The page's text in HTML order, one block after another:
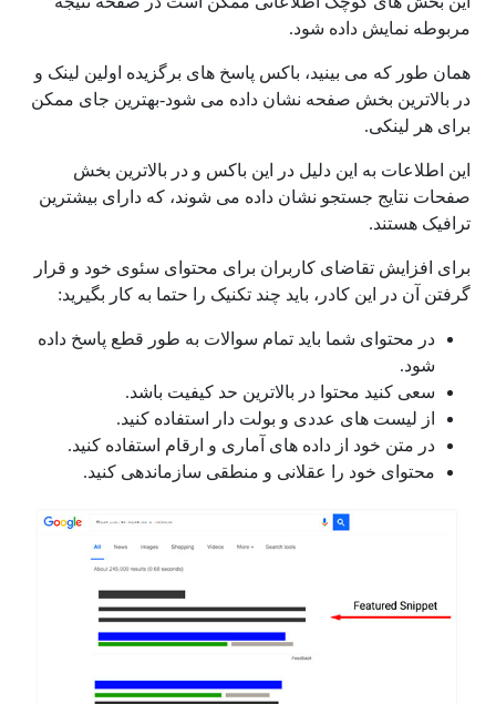
مربوطه نمایش داده شود.
همان طور که می بینید، باکس پاسخ های برگزیده اولین لینک و
در بالاترین بخش صفحه نشان داده می شود-بهترین جای ممکن
برای هر لینکی.
این اطلاعات به این دلیل در این باکس و در بالاترین بخش
صفحات نتایج جستجو نشان داده می شوند، که دارای بیشترین
ترافیک هستند.
برای افزایش تقاضای کاربران برای محتوای سئوی خود و قرار
گرفتن آن در این کادر، باید چند تکنیک را حتما به کار بگیرید:
در محتوای شما باید تمام سوالات به طور قطع پاسخ داده
شود.
سعی کنید محتوا در بالاترین حد کیفیت باشد.
از لیست های عددی و بولت دار استفاده کنید.
در متن خود از داده های آماری و ارقام استفاده کنید.
محتوای خود را عقلانی و منطقی سازماندهی کنید.